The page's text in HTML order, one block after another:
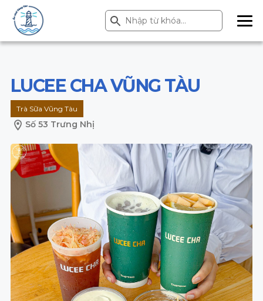
Search
for:
Search Button
ME
NU
LUCEE CHA VŨNG TÀU
Trà Sữa Vũng Tàu
Số 53 Trưng Nhị